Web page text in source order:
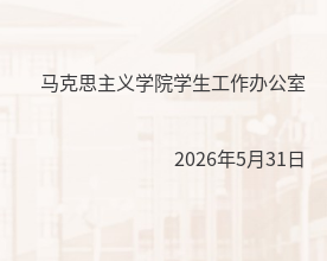
马克思主义学院学生工作办公室
2026年5月31日